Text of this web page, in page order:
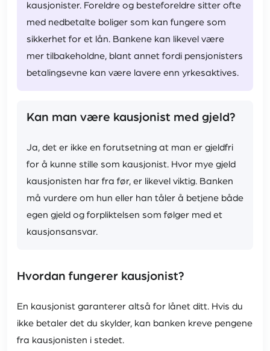
kausjonister. Foreldre og besteforeldre sitter ofte
med nedbetalte boliger som kan fungere som
sikkerhet for et lån. Bankene kan likevel være
mer tilbakeholdne, blant annet fordi pensjonisters
betalingsevne kan være lavere enn yrkesaktives.
Kan man være kausjonist med gjeld?
Ja, det er ikke en forutsetning at man er gjeldfri
for å kunne stille som kausjonist. Hvor mye gjeld
kausjonisten har fra før, er likevel viktig. Banken
må vurdere om hun eller han tåler å betjene både
egen gjeld og forpliktelsen som følger med et
kausjonsansvar.
Hvordan fungerer kausjonist?
En kausjonist garanterer altså for lånet ditt. Hvis du
ikke betaler det du skylder, kan banken kreve pengene
fra kausjonisten i stedet.